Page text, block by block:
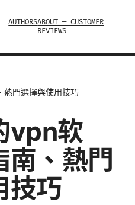
AUTHORSABOUT — CUSTOMER
REVIEWS
熱門選擇與使用技巧
vpn软
南、熱門
技巧